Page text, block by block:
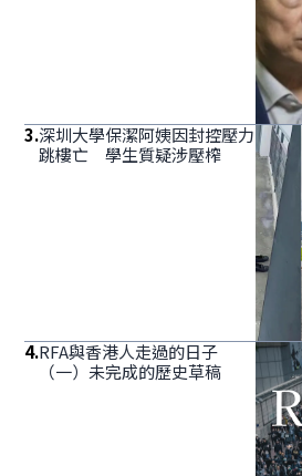
3.深圳大學保潔阿姨因封控壓力
跳樓亡 學生質疑涉壓榨
4.RFA與香港人走過的日子
（一）未完成的歷史草稿